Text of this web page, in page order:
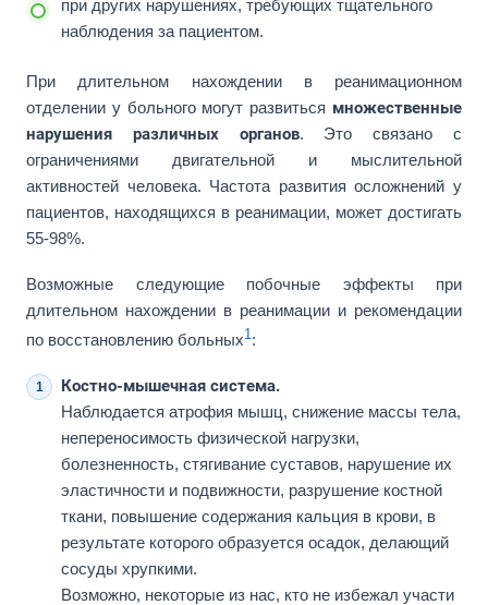
при других нарушениях, требующих тщательного
наблюдения за пациентом.
При длительном нахождении в реанимационном
отделении у больного могут развиться множественные
нарушения различных органов. Это связано с
ограничениями двигательной и мыслительной
активностей человека. Частота развития осложнений у
пациентов, находящихся в реанимации, может достигать
55-98%.
Возможные следующие побочные эффекты при
длительном нахождении в реанимации и рекомендации
по восстановлению больных1:
Костно-мышечная система.
Наблюдается атрофия мышц, снижение массы тела,
непереносимость физической нагрузки,
болезненность, стягивание суставов, нарушение их
эластичности и подвижности, разрушение костной
ткани, повышение содержания кальция в крови, в
результате которого образуется осадок, делающий
сосуды хрупкими.
Возможно, некоторые из нас, кто не избежал участи